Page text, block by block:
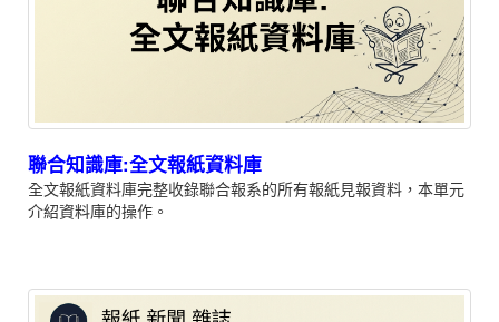
聯合知識庫:全文報紙資料庫
全文報紙資料庫完整收錄聯合報系的所有報紙見報資料，本單元
介紹資料庫的操作。